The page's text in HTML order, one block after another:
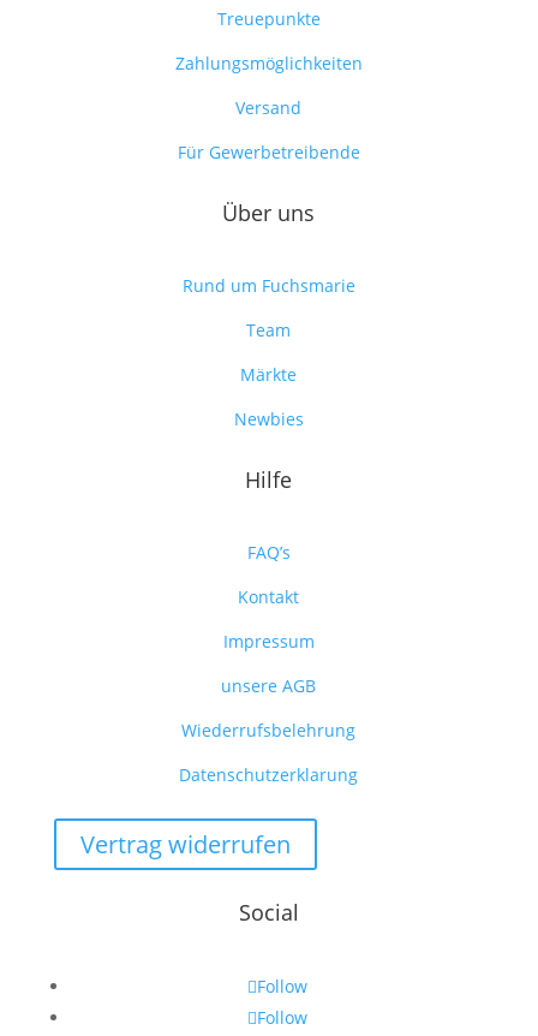
Treuepunkte
Zahlungsmöglichkeiten
Versand
Für Gewerbetreibende
Über uns
Rund um Fuchsmarie
Team
Märkte
Newbies
Hilfe
FAQ’s
Kontakt
Impressum
unsere AGB
Wiederrufsbelehrung
Datenschutzerklarung
Vertrag widerrufen
Social
Follow
Follow